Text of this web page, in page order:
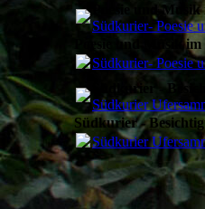
Poesie und
Südkurier- Poesie
Poesie und Musik
Südkurier- Poesie
Südkurier -
Südkurier
Südkurier -
Südkurier